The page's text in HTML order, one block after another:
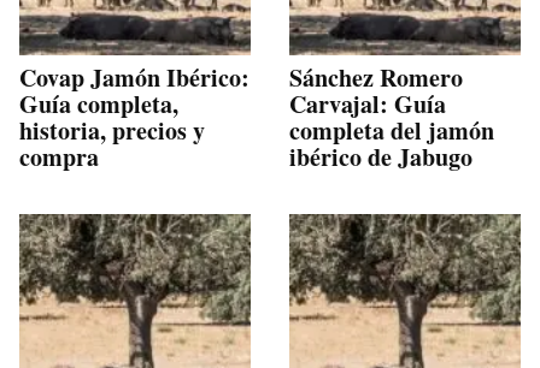
Covap Jamón Ibérico:
Guía completa,
historia, precios y
compra
Sánchez Romero
Carvajal: Guía
completa del jamón
ibérico de Jabugo